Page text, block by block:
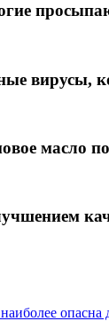
вирусы,
масло
опасна